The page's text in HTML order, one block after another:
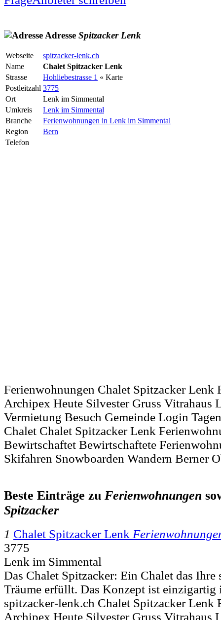
Adresse Spitzacker Lenk
Webseite
spitzacker-lenk.ch
Name
Chalet Spitzacker Lenk
Strasse
Hohliebestrasse 1 « Karte
Postleitzahl 3775
Ort
Lenk im Simmental
Umkreis
Lenk im Simmental
Branche
Ferienwohnungen in Lenk im Simmental
Region
Bern
Telefon
Ferienwohnungen Chalet Spitzacker Lenk
Archipex Heute Silvester Gruss Vitrahaus
Vermietung Besuch Gemeinde Login
Chalet Chalet Spitzacker Lenk
Bewirtschaftet Bewirtschaftete
Skifahren Snowboarden Wandern Berner
Beste Einträge zu Ferienwohnungen
Spitzacker
1 Chalet Spitzacker Lenk
3775
Lenk im Simmental
Das Chalet Spitzacker: Ein Chalet das Ihre
Träume erfüllt. Das Konzept ist einzigartig
spitzacker-lenk.ch Chalet Spitzacker Lenk
Archipex Heute Silvester Gruss Vitrahaus